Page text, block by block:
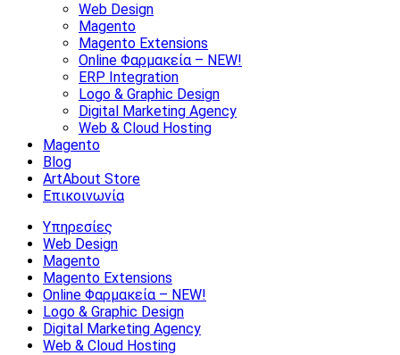
Web Design
Magento
Magento Extensions
Online Φαρμακεία – NEW!
ERP Integration
Logo & Graphic Design
Digital Marketing Agency
Web & Cloud Hosting
Magento
Blog
ArtAbout Store
Επικοινωνία
Υπηρεσίες
Web Design
Magento
Magento Extensions
Online Φαρμακεία – ΝEW!
Logo & Graphic Design
Digital Marketing Agency
Web & Cloud Hosting